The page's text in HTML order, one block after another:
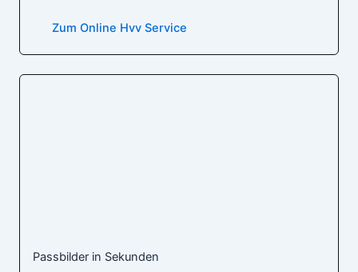
Zum Online Hvv Service
Passbilder in Sekunden